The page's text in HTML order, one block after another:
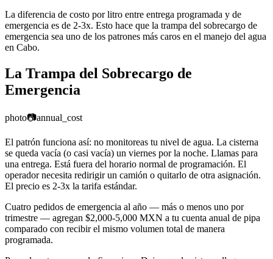
La diferencia de costo por litro entre entrega programada y de
emergencia es de 2-3x. Esto hace que la trampa del sobrecargo de
emergencia sea uno de los patrones más caros en el manejo del agua
en Cabo.
La Trampa del Sobrecargo de
Emergencia
photo📷annual_cost
El patrón funciona así: no monitoreas tu nivel de agua. La cisterna
se queda vacía (o casi vacía) un viernes por la noche. Llamas para
una entrega. Está fuera del horario normal de programación. El
operador necesita redirigir un camión o quitarlo de otra asignación.
El precio es 2-3x la tarifa estándar.
Cuatro pedidos de emergencia al año — más o menos uno por
trimestre — agregan $2,000-5,000 MXN a tu cuenta anual de pipa
comparado con recibir el mismo volumen total de manera
programada.